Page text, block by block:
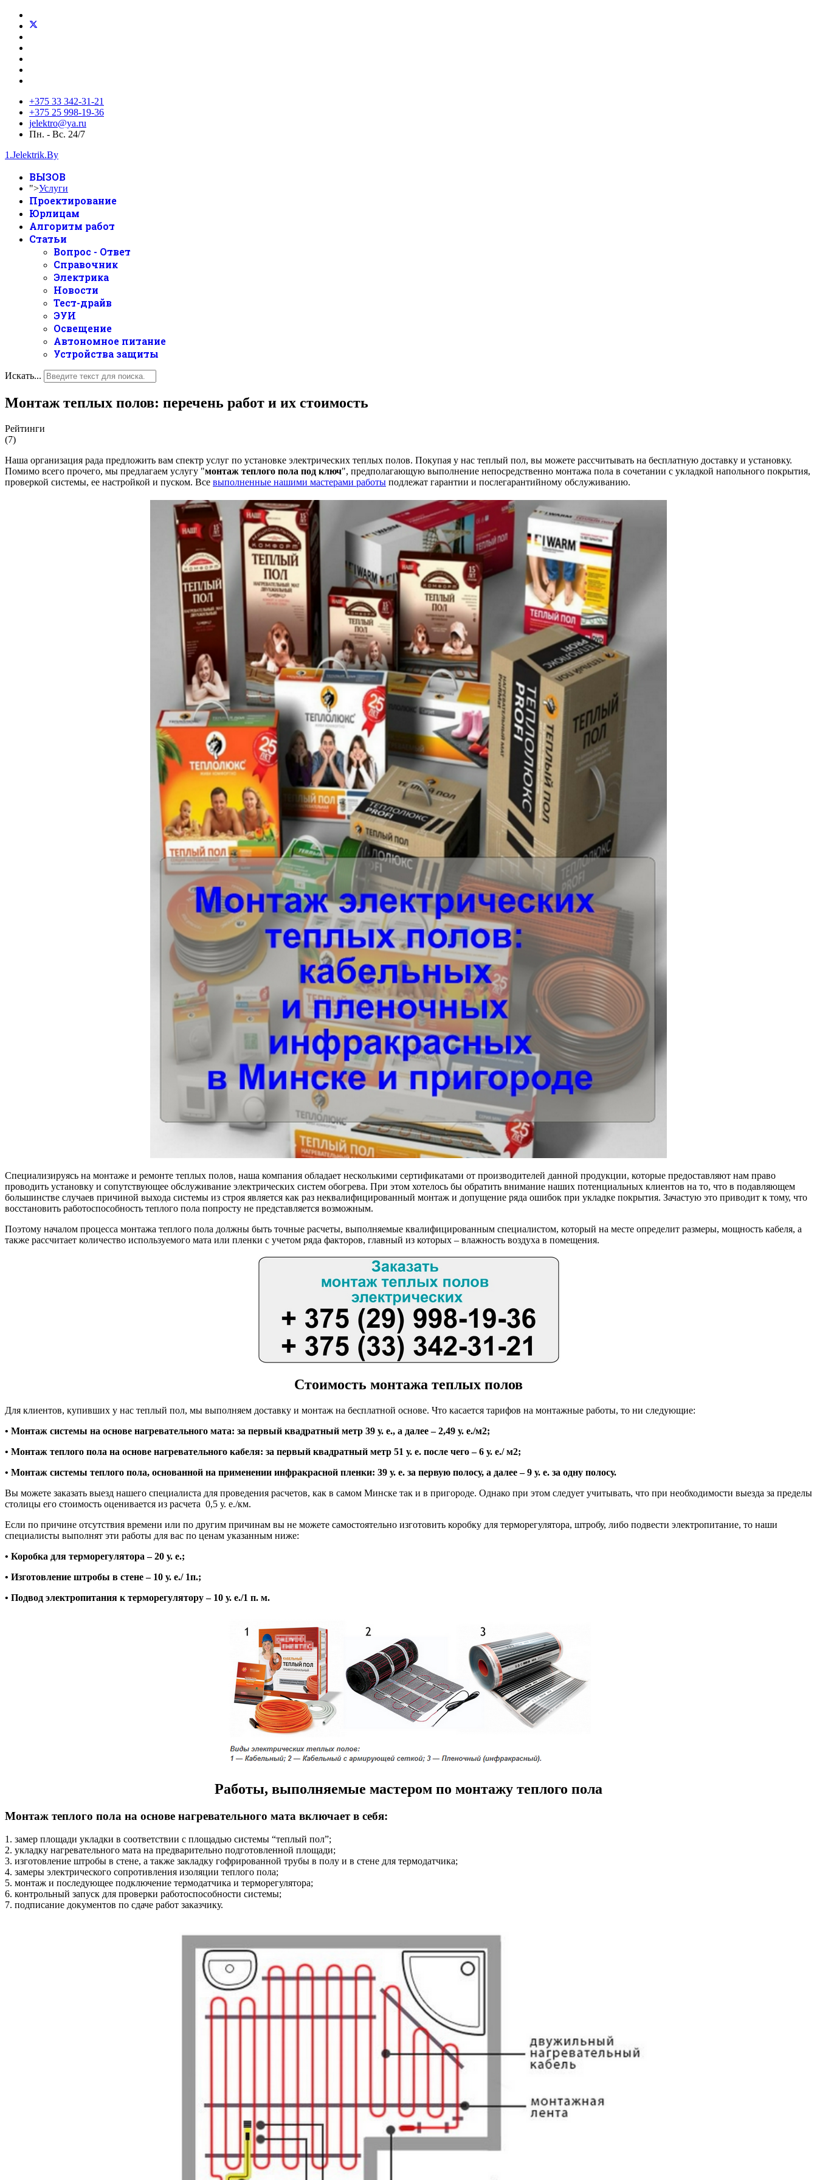
+375 33 342-31-21
+375 25 998-19-36
jelektro@ya.ru
Пн. - Вс. 24/7
1.Jelektrik.By
ВЫЗОВ
">Услуги
Проектирование
Юрлицам
Алгоритм работ
Статьи
Вопрос - Ответ
Справочник
Электрика
Новости
Тест-драйв
ЭУИ
Освещение
Автономное питание
Устройства защиты
Искать...
Монтаж теплых полов: перечень работ и их стоимость
Рейтинги
(7)
Наша организация рада предложить вам спектр услуг по установке электрических теплых полов. Покупая у нас теплый пол, вы можете рассчитывать на бесплатную доставку и установку.
Помимо всего прочего, мы предлагаем услугу "монтаж теплого пола под ключ", предполагающую выполнение непосредственно монтажа пола в сочетании с укладкой напольного покрытия,
проверкой системы, ее настройкой и пуском. Все выполненные нашими мастерами работы подлежат гарантии и послегарантийному обслуживанию.
Специализируясь на монтаже и ремонте теплых полов, наша компания обладает несколькими сертификатами от производителей данной продукции, которые предоставляют нам право
проводить установку и сопутствующее обслуживание электрических систем обогрева. При этом хотелось бы обратить внимание наших потенциальных клиентов на то, что в подавляющем
большинстве случаев причиной выхода системы из строя является как раз неквалифицированный монтаж и допущение ряда ошибок при укладке покрытия. Зачастую это приводит к тому, что
восстановить работоспособность теплого пола попросту не представляется возможным.
Поэтому началом процесса монтажа теплого пола должны быть точные расчеты, выполняемые квалифицированным специалистом, который на месте определит размеры, мощность кабеля, а
также рассчитает количество используемого мата или пленки с учетом ряда факторов, главный из которых – влажность воздуха в помещения.
Стоимость монтажа теплых полов
Для клиентов, купивших у нас теплый пол, мы выполняем доставку и монтаж на бесплатной основе. Что касается тарифов на монтажные работы, то ни следующие:
• Монтаж системы на основе нагревательного мата: за первый квадратный метр 39 у. е., а далее – 2,49 у. е./м2;
• Монтаж теплого пола на основе нагревательного кабеля: за первый квадратный метр 51 у. е. после чего – 6 у. е./ м2;
• Монтаж системы теплого пола, основанной на применении инфракрасной пленки: 39 у. е. за первую полосу, а далее – 9 у. е. за одну полосу.
Вы можете заказать выезд нашего специалиста для проведения расчетов, как в самом Минске так и в пригороде. Однако при этом следует учитывать, что при необходимости выезда за пределы
столицы его стоимость оценивается из расчета 0,5 у. е./км.
Если по причине отсутствия времени или по другим причинам вы не можете самостоятельно изготовить коробку для терморегулятора, штробу, либо подвести электропитание, то наши
специалисты выполнят эти работы для вас по ценам указанным ниже:
• Коробка для терморегулятора – 20 у. е.;
• Изготовление штробы в стене – 10 у. е./ 1п.;
• Подвод электропитания к терморегулятору – 10 у. е./1 п. м.
Работы, выполняемые мастером по монтажу теплого пола
Монтаж теплого пола на основе нагревательного мата включает в себя:
1. замер площади укладки в соответствии с площадью системы “теплый пол”;
2. укладку нагревательного мата на предварительно подготовленной площади;
3. изготовление штробы в стене, а также закладку гофрированной трубы в полу и в стене для термодатчика;
4. замеры электрического сопротивления изоляции теплого пола;
5. монтаж и последующее подключение термодатчика и терморегулятора;
6. контрольный запуск для проверки работоспособности системы;
7. подписание документов по сдаче работ заказчику.